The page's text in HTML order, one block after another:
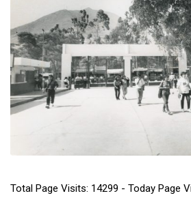
Total Page Visits: 14299 - Today Page